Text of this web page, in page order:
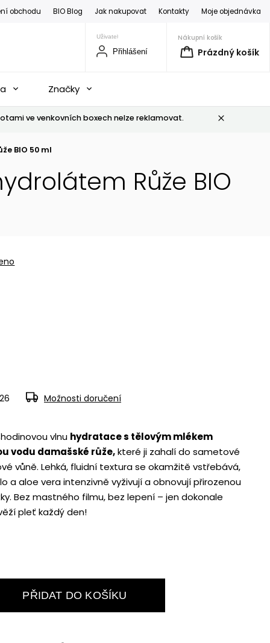
obchodu BIO Blog Jak nakupovat Kontakty Moje objednávka
Nákupní košík
Prázdný košík
Přihlášení
Značky
ve venkovních boxech nelze reklamovat.
BIO 50 ml
Růže BIO
vlnu hydratace s tělovým mlékem
vodu damašské růže,které ji zahalí do sametové
vůně. Lehká, fluidní textura se okamžitě vstřebává,
a aloe vera intenzivně vyživují a obnovují přirozenou
Bez mastného filmu, bez lepení – jen dokonale
pleť každý den!
Možnosti doručení
PŘIDAT DO KOŠÍKU